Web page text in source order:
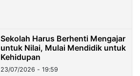
Sekolah Harus Berhenti Mengajar
untuk Nilai, Mulai Mendidik untuk
Kehidupan
23/07/2026 - 19:59